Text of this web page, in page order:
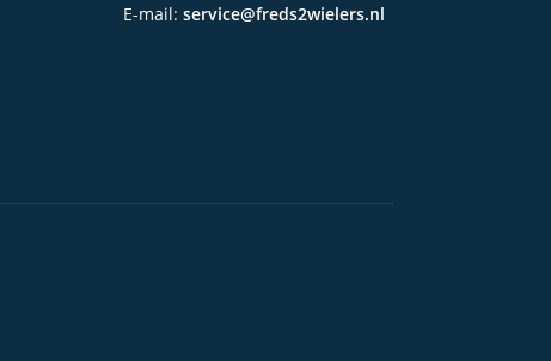
E-mail:service@freds2wielers.nl